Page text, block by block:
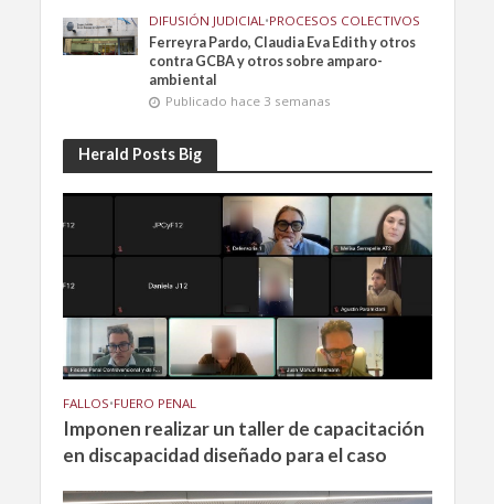
DIFUSIÓN JUDICIAL•PROCESOS COLECTIVOS
Ferreyra Pardo, Claudia Eva Edith y otros
contra GCBA y otros sobre amparo-
ambiental
Publicado hace 3 semanas
Herald Posts Big
FALLOS•FUERO PENAL
Imponen realizar un taller de capacitación
en discapacidad diseñado para el caso